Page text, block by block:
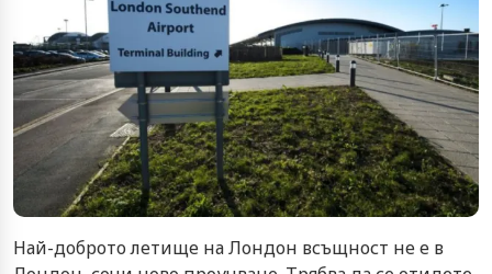
Най-доброто летище на Лондон всъщност не е в